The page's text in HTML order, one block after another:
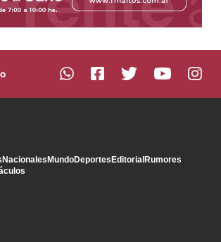
NacionalesMundoDeportesEditorialRumores